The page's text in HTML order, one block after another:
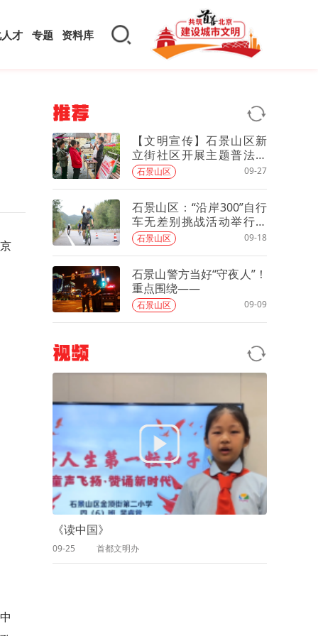
才 专题 资料库
推荐
【文明宣传】石景山区新
立街社区开展主题普法宣
传活动
石景山区 09-27
石景山区：“沿岸300”自行
车无差别挑战活动举行，
350名骑友参与
石景山区 09-18
石景山警方当好“守夜人”！
重点围绕——
石景山区 09-09
视频
《读中国》
09-25 首都文明办